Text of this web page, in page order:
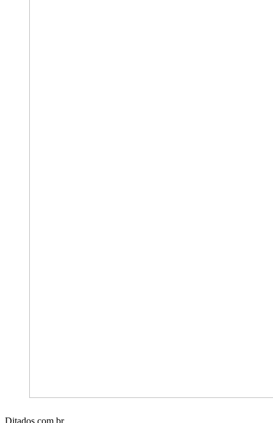
Ditados.com.br